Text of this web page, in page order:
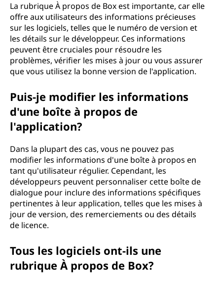
La rubrique À propos de Box est importante, car elle
offre aux utilisateurs des informations précieuses
sur les logiciels, telles que le numéro de version et
les détails sur le développeur. Ces informations
peuvent être cruciales pour résoudre les
problèmes, vérifier les mises à jour ou vous assurer
que vous utilisez la bonne version de l'application.
Puis-je modifier les informations
d'une boîte à propos de
l'application?
Dans la plupart des cas, vous ne pouvez pas
modifier les informations d'une boîte à propos en
tant qu'utilisateur régulier. Cependant, les
développeurs peuvent personnaliser cette boîte de
dialogue pour inclure des informations spécifiques
pertinentes à leur application, telles que les mises à
jour de version, des remerciements ou des détails
de licence.
Tous les logiciels ont-ils une
rubrique À propos de Box?